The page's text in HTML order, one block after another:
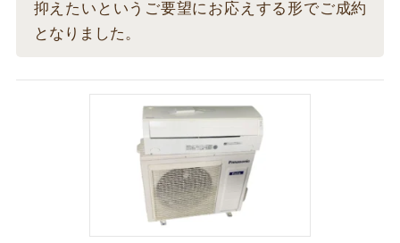
抑えたいというご要望にお応えする形でご成約
となりました。